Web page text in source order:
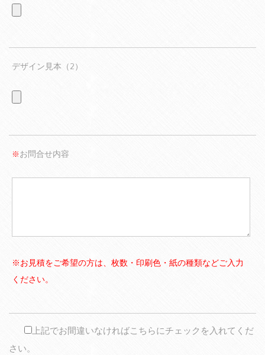
デザイン見本（2）
※ お問合せ内容
※お見積をご希望の方は、枚数・印刷色・紙の種類などご入力
ください。
上記でお間違いなければこちらにチェックを入れてくだ
さい。